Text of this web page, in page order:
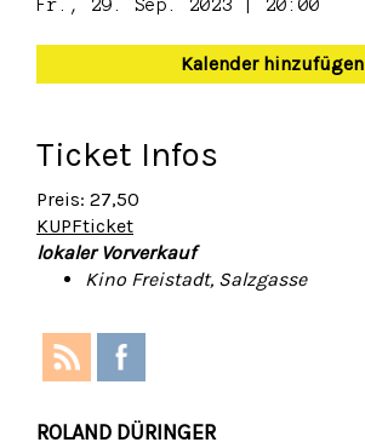
Fr., 29. Sep. 2023 | 20:00
Kalender hinzufügen
Ticket Infos
Preis: 27,50
KUPFticket
lokaler Vorverkauf
Kino Freistadt, Salzgasse
ROLAND DÜRINGER